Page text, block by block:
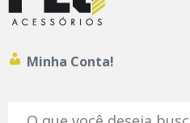
Minha Conta!